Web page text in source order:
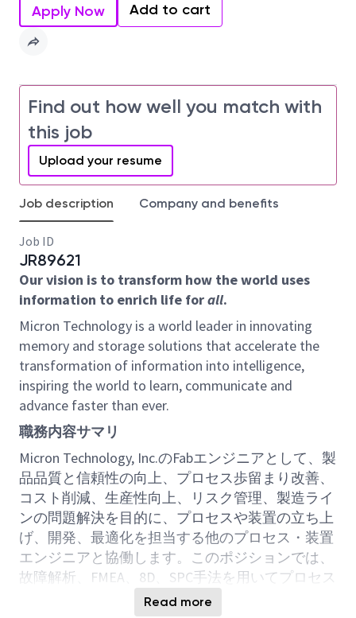
Apply Now Add to cart
Find out how well you match with
this job
Upload your resume
Job description Company and benefits
Job ID
JR89621
Our vision is to transform how the world uses
information to enrich life forall.
Micron Technology is a world leader in innovating
memory and storage solutions that accelerate the
transformation of information into intelligence,
inspiring the world to learn, communicate and
advance faster than ever.
職務内容サマリ
Micron Technology, Inc.のFabエンジニアとして、製
品品質と信頼性の向上、プロセス歩留まり改善、
コスト削減、生産性向上、リスク管理、製造ライ
ンの問題解決を目的に、プロセスや装置の立ち上
げ、開発、最適化を担当する他のプロセス・装置
エンジニアと協働します。このポジションでは、
故障解析、FMEA、8D、SPC手法を用いてプロセス
関連の問題を特定、診断、解決します。追加の責
Read more